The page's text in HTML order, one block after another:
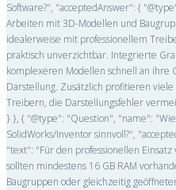
Software?", "acceptedAnswer": {
Arbeiten mit 3D-Modellen und
idealerweise mit professionellem
praktisch unverzichtbar. Integrierte
komplexeren Modellen schnell an
Darstellung. Zusätzlich profitieren
Treibern, die Darstellungsfehler
} }, { "@type": "Question", "name":
SolidWorks/Inventor sinnvoll?",
"text": "Für den professionellen
sollten mindestens 16 GB RAM
Baugruppen oder gleichzeitig